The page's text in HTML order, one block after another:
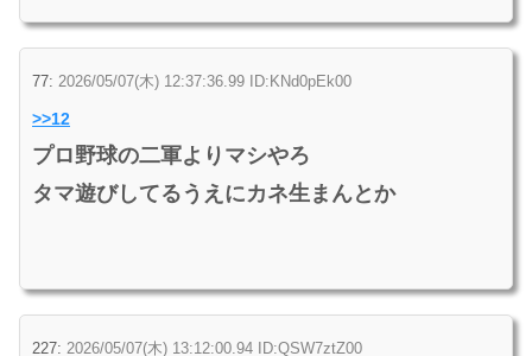
77: 2026/05/07(木) 12:37:36.99 ID:KNd0pEk00
>>12
プロ野球の二軍よりマシやろ
タマ遊びしてるうえにカネ生まんとか
227: 2026/05/07(木) 13:12:00.94 ID:QSW7ztZ00